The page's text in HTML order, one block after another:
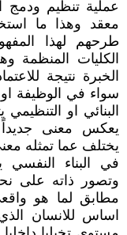
عملية تنظيم ودمج
معقد وهذا ما
طرحهم لهذا
الكليات المنظمة
الخبرة نتيجة
سواء في الوظيفة
البنائي او
يعكس معنى جديداً
يختلف عما تمثله
في البناء النفسي
وتصور ذاته على
مطابق لما هو
اساس للانسان